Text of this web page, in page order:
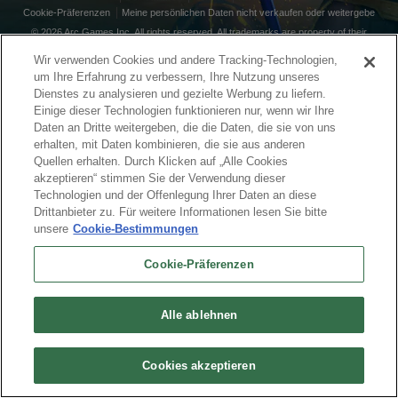
Cookie-Präferenzen
Meine persönlichen Daten nicht verkaufen oder weitergebe
© 2026 Arc Games Inc. All rights reserved. All trademarks are property of their
Wir verwenden Cookies und andere Tracking-Technologien,
um Ihre Erfahrung zu verbessern, Ihre Nutzung unseres
Dienstes zu analysieren und gezielte Werbung zu liefern.
Einige dieser Technologien funktionieren nur, wenn wir Ihre
Daten an Dritte weitergeben, die die Daten, die sie von uns
erhalten, mit Daten kombinieren, die sie aus anderen
Quellen erhalten. Durch Klicken auf „Alle Cookies
akzeptieren“ stimmen Sie der Verwendung dieser
Technologien und der Offenlegung Ihrer Daten an diese
Drittanbieter zu. Für weitere Informationen lesen Sie bitte
unsere Cookie-Bestimmungen
Cookie-Präferenzen
Alle ablehnen
Cookies akzeptieren